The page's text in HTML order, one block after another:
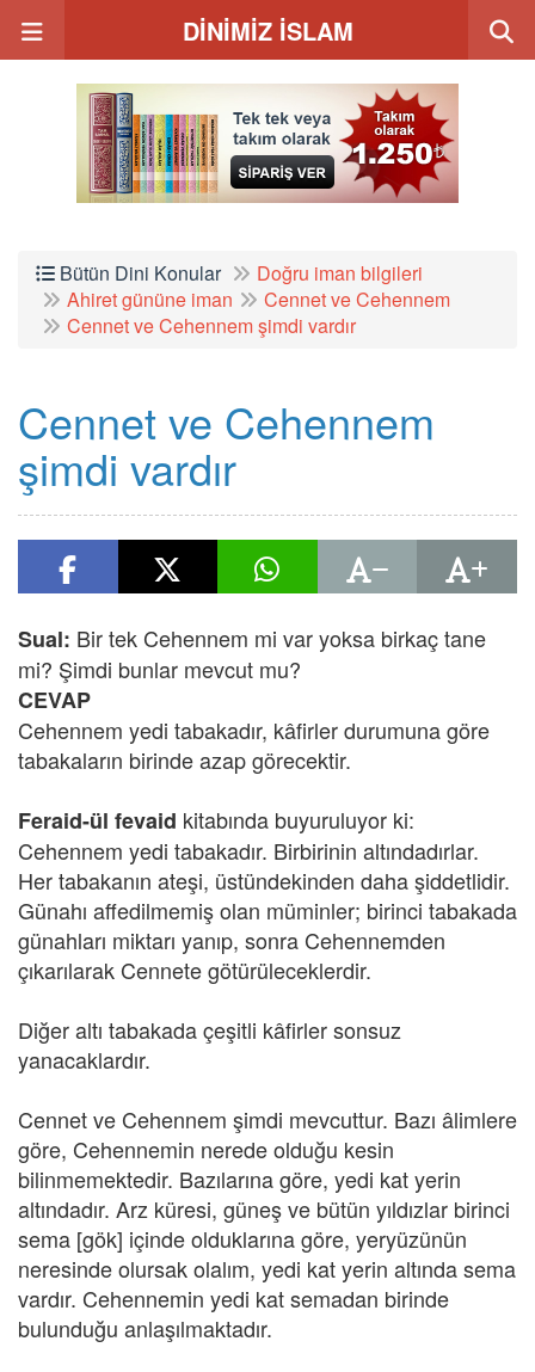
DİNİMİZ İSLAM
Bütün Dini Konular
Doğru iman bilgileri
Ahiret gününe iman
Cennet ve Cehennem
Cennet ve Cehennem şimdi vardır
Cennet ve Cehennem
şimdi vardır
Sual: Bir tek Cehennem mi var yoksa birkaç tane
mi? Şimdi bunlar mevcut mu?
CEVAP
Cehennem yedi tabakadır, kâfirler durumuna göre
tabakaların birinde azap görecektir.
Feraid-ül fevaid kitabında buyuruluyor ki:
Cehennem yedi tabakadır. Birbirinin altındadırlar.
Her tabakanın ateşi, üstündekinden daha şiddetlidir.
Günahı affedilmemiş olan müminler; birinci tabakada
günahları miktarı yanıp, sonra Cehennemden
çıkarılarak Cennete götürüleceklerdir.
Diğer altı tabakada çeşitli kâfirler sonsuz
yanacaklardır.
Cennet ve Cehennem şimdi mevcuttur. Bazı âlimlere
göre, Cehennemin nerede olduğu kesin
bilinmemektedir. Bazılarına göre, yedi kat yerin
altındadır. Arz küresi, güneş ve bütün yıldızlar birinci
sema [gök] içinde olduklarına göre, yeryüzünün
neresinde olursak olalım, yedi kat yerin altında sema
vardır. Cehennemin yedi kat semadan birinde
bulunduğu anlaşılmaktadır.